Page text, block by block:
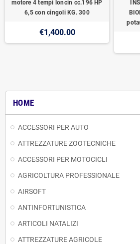
HOME
ACCESSORI PER AUTO
ATTREZZATURE ZOOTECNICHE
ACCESSORI PER MOTOCICLI
AGRICOLTURA PROFESSIONALE
AIRSOFT
ANTINFORTUNISTICA
ARTICOLI NATALIZI
ATTREZZATURE AGRICOLE
motore 4 tempi loncin cc.196 HP
6,5 con cingoli KG. 300
€1,400.00